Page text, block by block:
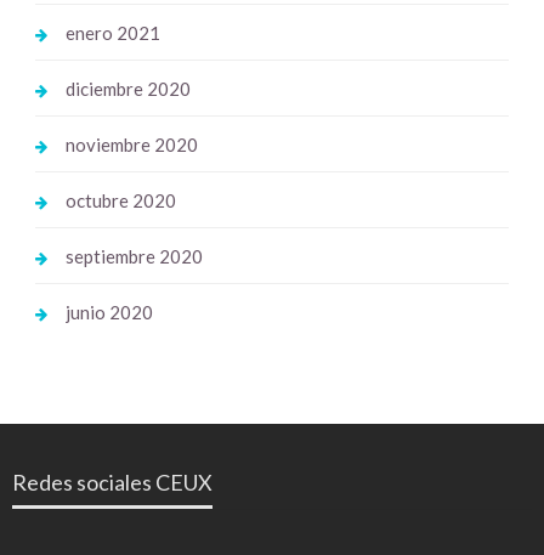
enero 2021
diciembre 2020
noviembre 2020
octubre 2020
septiembre 2020
junio 2020
Redes sociales CEUX